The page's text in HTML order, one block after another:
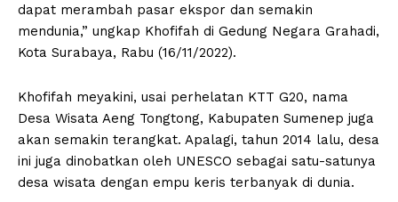
dapat merambah pasar ekspor dan semakin
mendunia,” ungkap Khofifah di Gedung Negara Grahadi,
Kota Surabaya, Rabu (16/11/2022).
Khofifah meyakini, usai perhelatan KTT G20, nama
Desa Wisata Aeng Tongtong, Kabupaten Sumenep juga
akan semakin terangkat. Apalagi, tahun 2014 lalu, desa
ini juga dinobatkan oleh UNESCO sebagai satu-satunya
desa wisata dengan empu keris terbanyak di dunia.